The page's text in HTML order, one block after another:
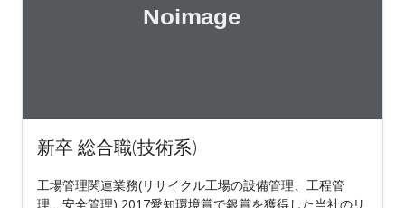
新卒 総合職(技術系)
工場管理関連業務(リサイクル工場の設備管理、工程管
理、安全管理) 2017愛知環境賞で銀賞を獲得した当社のリ